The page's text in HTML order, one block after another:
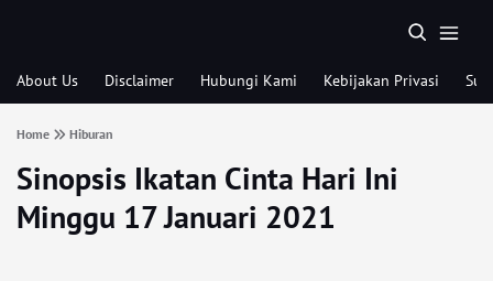
About Us Disclaimer Hubungi Kami Kebijakan Privasi
Home Hiburan
Sinopsis Ikatan Cinta Hari Ini
Minggu 17 Januari 2021